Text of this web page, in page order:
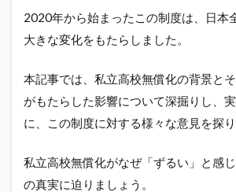
2020年から始まったこの制度は、日本
大きな変化をもたらしました。
本記事では、私立高校無償化の背景と
がもたらした影響について深掘りし、
に、この制度に対する様々な意見を探り
私立高校無償化がなぜ「ずるい」と感
の真実に迫りましょう。